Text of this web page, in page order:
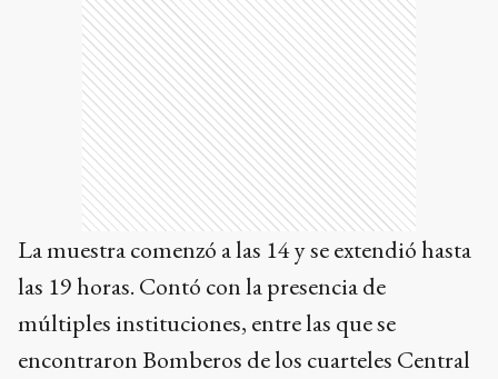
La muestra comenzó a las 14 y se extendió hasta
las 19 horas. Contó con la presencia de
múltiples instituciones, entre las que se
encontraron Bomberos de los cuarteles Central